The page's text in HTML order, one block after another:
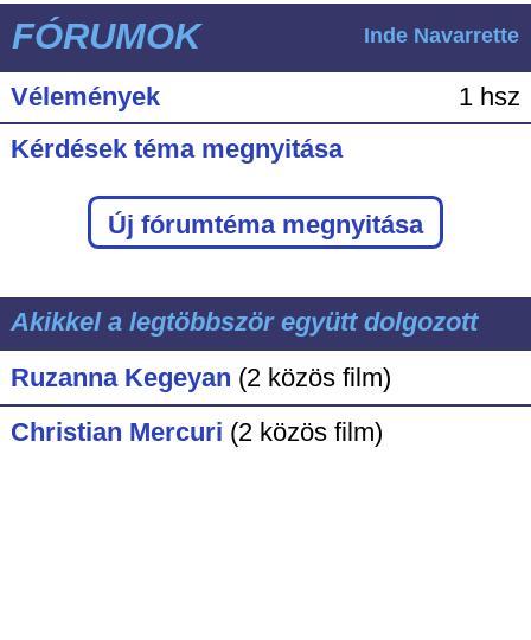
FÓRUMOK Inde Navarrette
Vélemények
1 hsz
Kérdések téma megnyitása
Új fórumtéma megnyitása
Akikkel a legtöbbször együtt dolgozott
Ruzanna Kegeyan (2 közös film)
Christian Mercuri (2 közös film)